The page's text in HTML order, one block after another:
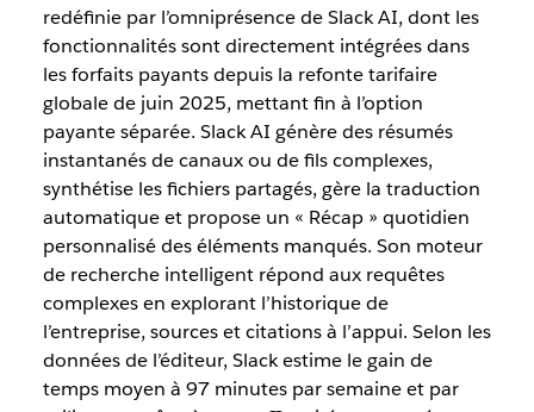
redéfinie par l’omniprésence de Slack AI, dont les
fonctionnalités sont directement intégrées dans
les forfaits payants depuis la refonte tarifaire
globale de juin 2025, mettant fin à l’option
payante séparée. Slack AI génère des résumés
instantanés de canaux ou de fils complexes,
synthétise les fichiers partagés, gère la traduction
automatique et propose un « Récap » quotidien
personnalisé des éléments manqués. Son moteur
de recherche intelligent répond aux requêtes
complexes en explorant l’historique de
l’entreprise, sources et citations à l’appui. Selon les
données de l’éditeur, Slack estime le gain de
temps moyen à 97 minutes par semaine et par